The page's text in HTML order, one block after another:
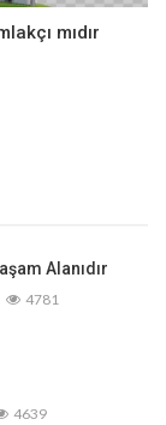
mıdır
Alanıdır
4781
4639